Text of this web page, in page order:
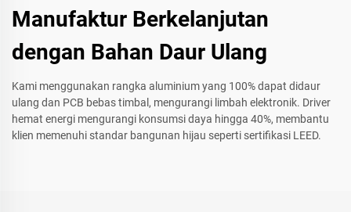
Manufaktur Berkelanjutan
dengan Bahan Daur Ulang
Kami menggunakan rangka aluminium yang 100% dapat didaur
ulang dan PCB bebas timbal, mengurangi limbah elektronik. Driver
hemat energi mengurangi konsumsi daya hingga 40%, membantu
klien memenuhi standar bangunan hijau seperti sertifikasi LEED.